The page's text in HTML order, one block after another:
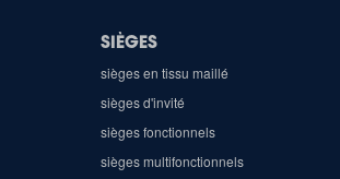
SIÈGES
sièges en tissu maillé
sièges d'invité
sièges fonctionnels
sièges multifonctionnels